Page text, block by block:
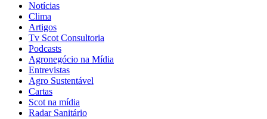
Notícias
Clima
Artigos
Tv Scot Consultoria
Podcasts
Agronegócio na Mídia
Entrevistas
Agro Sustentável
Cartas
Scot na mídia
Radar Sanitário